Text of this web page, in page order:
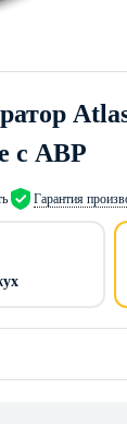
с АВР
Гарантия